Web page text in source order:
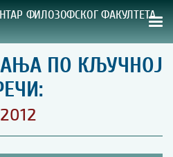
ФИЛОЗОФСКОГ ФАКУЛТЕТА
ИЗДАЊАПО КЉУЧНОЈ
2012